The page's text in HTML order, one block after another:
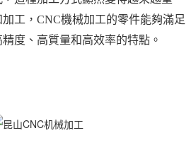
工，CNC機械加工的零件能夠滿足
度、高質量和高效率的特點。